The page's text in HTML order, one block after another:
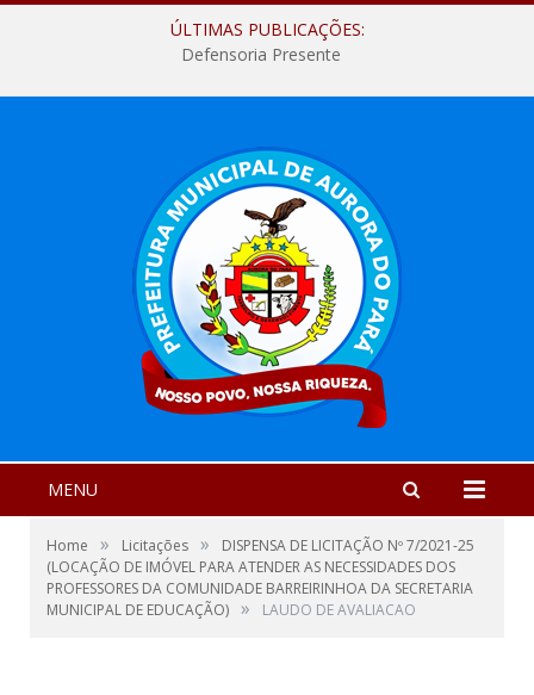
ÚLTIMAS PUBLICAÇÕES:
Defensoria Presente
MENU
Home » Licitações »
DISPENSA DE LICITAÇÃO Nº 7/2021-25
(LOCAÇÃO DE IMÓVEL PARA ATENDER AS NECESSIDADES DOS
PROFESSORES DA COMUNIDADE BARREIRINHOA DA SECRETARIA
MUNICIPAL DE EDUCAÇÃO) » LAUDO DE AVALIACAO